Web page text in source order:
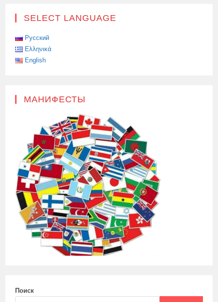
SELECT LANGUAGE
Русский
Ελληνικά
English
МАНИФЕСТЫ
Поиск